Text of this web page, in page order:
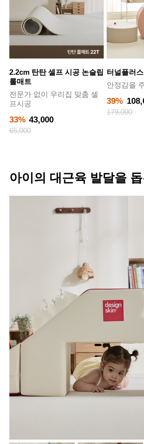
2.2cm 탄탄 셀프 시공 논슬립
롤매트
전문가 없이 우리집 맞춤 셀
프시공
33% 43,000
65,000
터널플러
안정감을
39%
179,000
아이의 대근육 발달을